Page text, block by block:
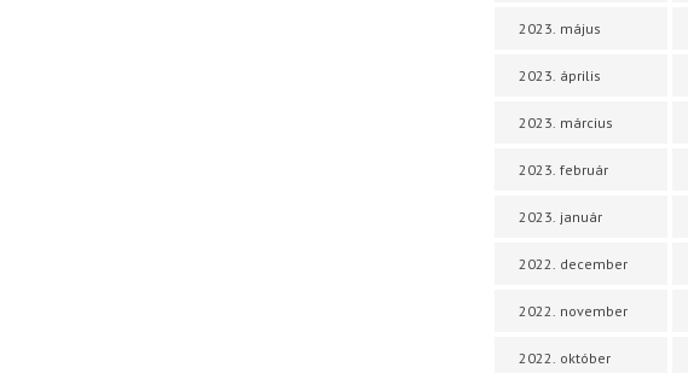
2023. május
2023. április
2023. március
2023. február
2023. január
2022. december
2022. november
2022. október